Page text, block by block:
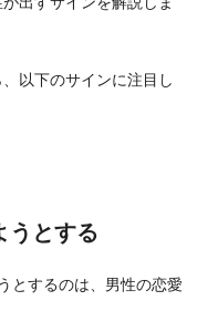
以下のサインに注目し
うとする
とするのは、男性の恋愛